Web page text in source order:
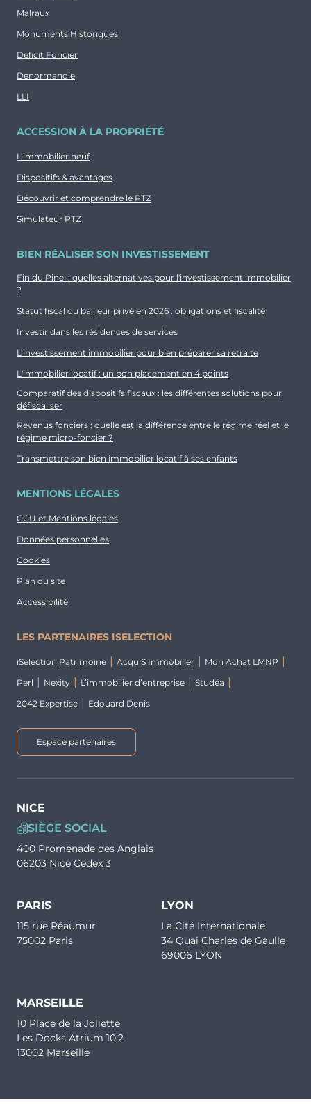
Malraux
Monuments Historiques
Déficit Foncier
Denormandie
LLI
ACCESSION À LA PROPRIÉTÉ
L’immobilier neuf
Dispositifs & avantages
Découvrir et comprendre le PTZ
Simulateur PTZ
BIEN RÉALISER SON INVESTISSEMENT
Fin du Pinel : quelles alternatives pour l'investissement immobilier
?
Statut fiscal du bailleur privé en 2026 : obligations et fiscalité
Investir dans les résidences de services
L’investissement immobilier pour bien préparer sa retraite
L'immobilier locatif : un bon placement en 4 points
Comparatif des dispositifs fiscaux : les différentes solutions pour
défiscaliser
Revenus fonciers : quelle est la différence entre le régime réel et le
régime micro-foncier ?
Transmettre son bien immobilier locatif à ses enfants
MENTIONS LÉGALES
CGU et Mentions légales
Données personnelles
Cookies
Plan du site
Accessibilité
LES PARTENAIRES ISELECTION
iSelection Patrimoine AcquiS Immobilier
Mon Achat LMNP
Perl
Nexity L’immobilier d’entreprise
Studéa
2042 Expertise
Edouard Denis
Espace partenaires
NICE
SIÈGE SOCIAL
400 Promenade des Anglais
06203 Nice Cedex 3
PARIS
115 rue Réaumur
75002 Paris
LYON
La Cité Internationale
34 Quai Charles de Gaulle
69006 LYON
MARSEILLE
10 Place de la Joliette
Les Docks Atrium 10,2
13002 Marseille